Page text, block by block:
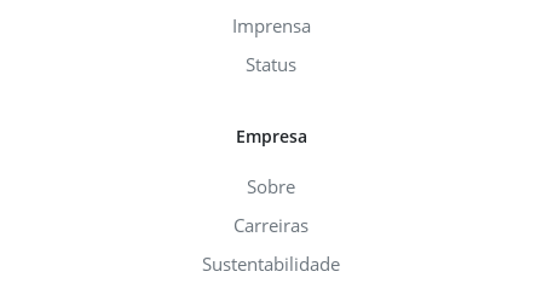
Imprensa
Status
Empresa
Sobre
Carreiras
Sustentabilidade